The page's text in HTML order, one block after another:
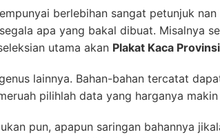
berlebihan sangat petunjuk
apa yang bakal dibuat. Misalnya
utama akan Plakat Kaca
lainnya. Bahan-bahan tercatat
pilihlah data yang harganya
pun, apapun saringan bahannya